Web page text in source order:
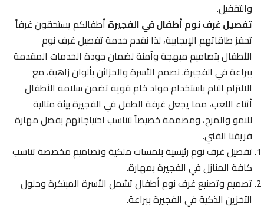
والتقفيل.
تفصيل غرف نوم أطفال في الفجيرةأطفالكم يستحقون غرفاً
تحفز طاقاتهم الإيجابية، لذا نقدم خدمة تفصيل غرف نوم
الأطفال بتصاميم مبهجة وآمنة لضمان جودة الخدمات المقدمة
ببراعة في الفجيرة. نصمم الأسرة والخزائن بألوان زاهية، مع
الالتزام التام باستخدام مواد خام قوية تضمن سلامة الأطفال
أثناء اللعب، مما يجعل غرفة الطفل في الفجيرة بيئة مثالية
للنمو والمرح، ومصممة خصيصاً لتناسب احتياجاتهم بفضل مهارة
فريقنا الفني.
تفصيل غرف نوم رئيسية بلمسات ملكية وتصاميم مخصصة تناسب
كافة المنازل في الفجيرة بمهارة.
تصميم وتصنيع غرف نوم أطفال تشمل الأسرة المبتكرة وحلول
التخزين الذكية في الفجيرة ببراعة.